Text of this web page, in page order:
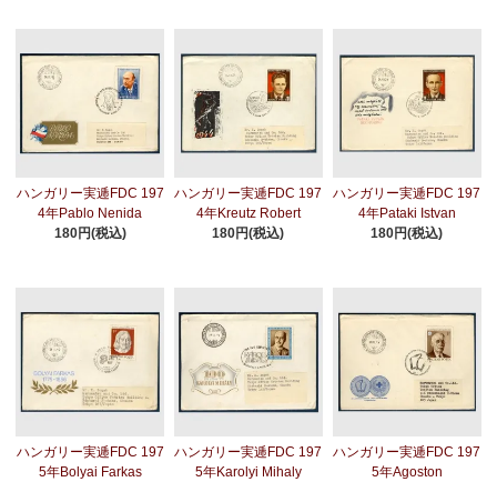
ハンガリー実逓FDC 197
4年Pablo Nenida
180円(税込)
ハンガリー実逓FDC 197
4年Kreutz Robert
180円(税込)
ハンガリー実逓FDC 197
4年Pataki Istvan
180円(税込)
ハンガリー実逓FDC 197
5年Bolyai Farkas
ハンガリー実逓FDC 197
5年Karolyi Mihaly
ハンガリー実逓FDC 197
5年Agoston